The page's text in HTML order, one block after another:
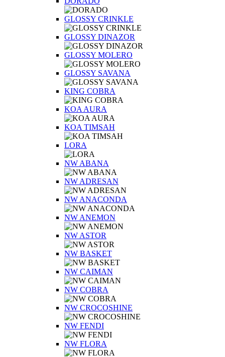
GLOSSY CRINKLE
GLOSSY DINAZOR
GLOSSY MOLERO
GLOSSY SAVANA
KING COBRA
KOA AURA
KOA TIMSAH
LORA
NW ABANA
NW ADRESAN
NW ANACONDA
NW ANEMON
NW ASTOR
NW BASKET
NW CAIMAN
NW COBRA
NW CROCOSHINE
NW FENDI
NW FLORA